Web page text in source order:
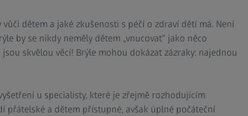
dětem a jaké zkušenosti s péčí o zdraví dětí má. Není
by se nikdy neměly dětem „vnucovat“ jako něco
skvělou věcí! Brýle mohou dokázat zázraky: najednou
u specialisty, které je zřejmě rozhodujícím
přátelské a dětem přístupné, avšak úplné počáteční